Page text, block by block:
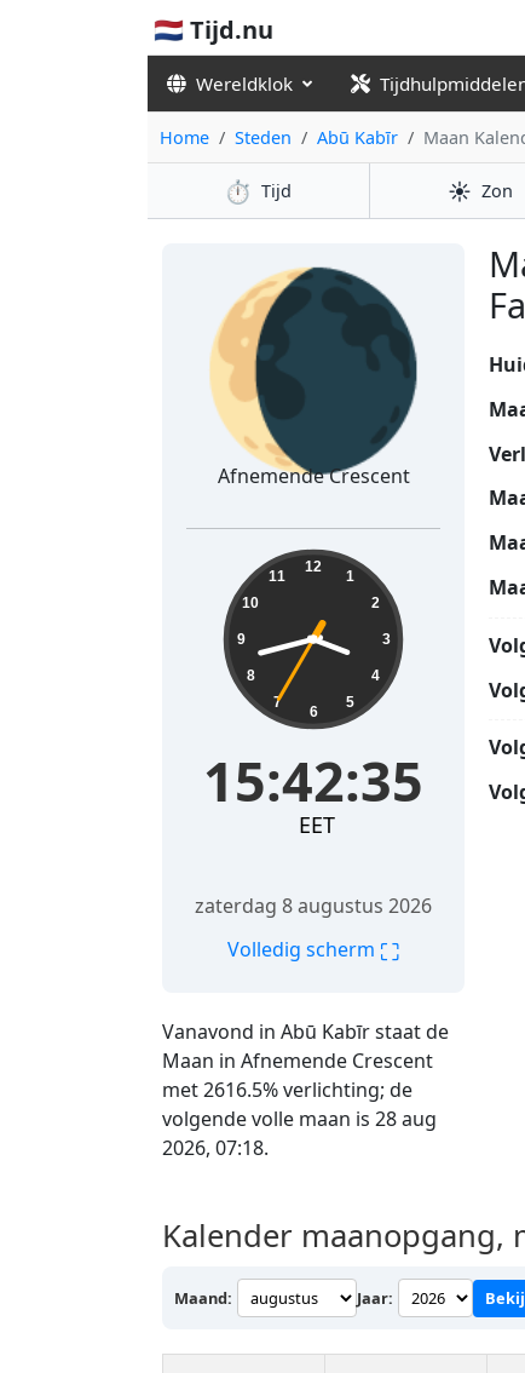
🇳🇱 Tijd.nu
Wereldklok
Home Steden Abū Kabīr Maan
⏱️ Tijd ☀️ Zon
Vanavond in Abū Kabīr staat de
Maan in Afnemende Crescent
met 2616.5% verlichting; de
volgende volle maan is 28 aug
2026, 07:18.
🌘
Afnemende Crescent
15:42:36 12
1
2
3
4
5
6
7
8
9
10
11
15:42:36
EET
zaterdag 8 augustus 2026
Volledig scherm ⛶
Kalender maanopgang,
Maand: Jaar: